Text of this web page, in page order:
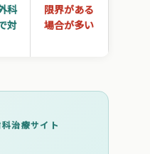
科
対
限界がある
場合が多い
治療サイト